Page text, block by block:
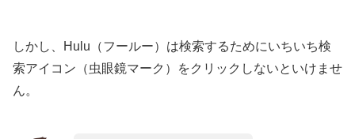
しかし、Hulu（フールー）は検索するためにいちいち検
索アイコン（虫眼鏡マーク）をクリックしないといけませ
ん。